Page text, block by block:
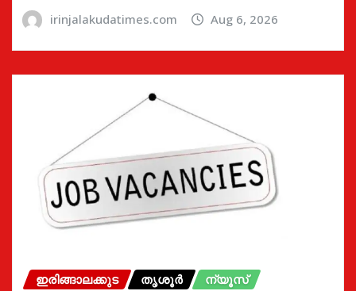
irinjalakudatimes.com Aug 6, 2026
ഇരിങ്ങാലക്കുട തൃശൂർ ന്യൂസ്